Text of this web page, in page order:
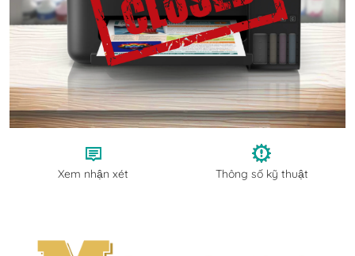
Xem nhận xét Thông số kỹ thuật